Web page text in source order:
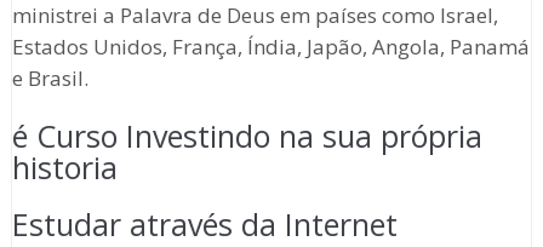
ministrei a Palavra de Deus em países como Israel,
Estados Unidos, França, Índia, Japão, Angola, Panamá
e Brasil.
é Curso Investindo na sua própria
historia
Estudar através da Internet